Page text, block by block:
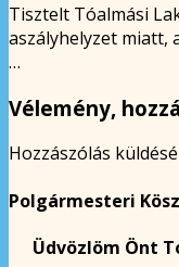
Tisztelt Tóalmási
aszályhelyzet miatt,
…
Vélemény,
Hozzászólás
Polgármesteri
Üdvözlöm Önt